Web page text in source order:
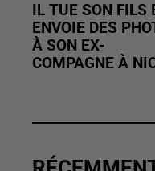
IL TUE SON FILS
ENVOIE DES
À SON EX-
COMPAGNE À